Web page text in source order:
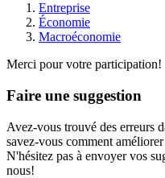
Entreprise
Économie
Macroéconomie
Merci pour votre participation!
Faire une suggestion
Avez-vous trouvé des erreurs
savez-vous comment
N'hésitez pas à envoyer vos
nous!